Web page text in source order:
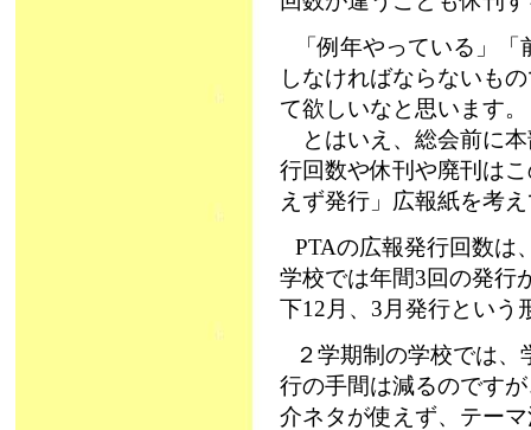
「例年やっている」
しなければならないも
て欲しいなと思います。
とはいえ、総会前に本
行回数や休刊や廃刊は
えず発行」広報紙を考
PTAの広報発行回数は
学校では年間3回の発行
下12月、3月発行という
２学期制の学校では
行の手間は減るのです
介ネタが使えず、テー